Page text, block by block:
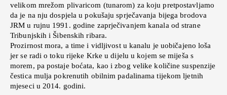
velikom mrežom plivaricom (tunarom) za koju pretpostavljamo
da je na nju dospjela u pokušaju sprječavanja bijega brodova
JRM u rujnu 1991. godine zaprječivanjem kanala od strane
Tribunjskih i Šibenskih ribara.
Prozirnost mora, a time i vidljivost u kanalu je uobičajeno loša
jer se radi o toku rijeke Krke u dijelu u kojem se miješa s
morem, pa postaje boćata, kao i zbog velike količine suspenzije
čestica mulja pokrenutih obilnim padalinama tijekom ljetnih
mjeseci u 2014. godini.